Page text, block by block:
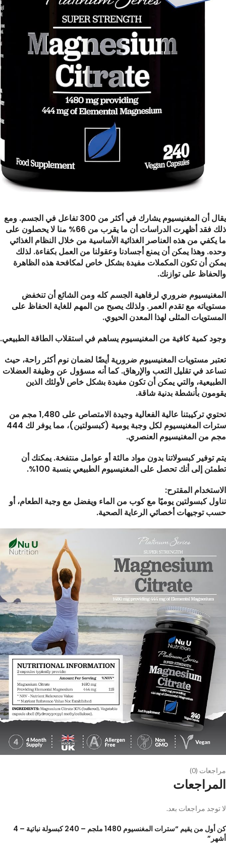
يقال أن المغنيسيوم يشارك في أكثر من 300 تفاعل في الجسم. ومع
ذلك فقد أظهرت الدراسات أن ما يقرب من 66% منا لا يحصلون على
ما يكفي من هذه العناصر الغذائية الأساسية من خلال النظام الغذائي
وحده. وهذا يمكن أن يمنع أجسادنا وعقولنا من العمل بكفاءة. لذلك
يمكن أن تكون المكملات مفيدة بشكل خاص لمكافحة هذه الظاهرة
والحفاظ على توازنك.
المغنيسيوم ضروري لرفاهية الجسم كله ومن الشائع أن تنخفض
مستوياته مع تقدم العمر. ولذلك يصبح من المهم للغاية الحفاظ على
المستويات المثلى لهذا المعدن الحيوي.
وجود كمية كافية من المغنيسيوم يساهم في استقلاب الطاقة الطبيعي.
تعتبر مستويات المغنيسيوم ضرورية أيضًا لضمان نوم أكثر راحة، حيث
تساعد في تقليل التعب والإرهاق. كما أنه مسؤول عن وظيفة العضلات
الطبيعية، والتي يمكن أن تكون مفيدة بشكل خاص لأولئك الذين
يقومون بأنشطة بدنية شاقة.
تحتوي تركيبتنا عالية الفعالية وجيدة الامتصاص على 1,480 مجم من
سترات المغنيسيوم لكل وجبة يومية (كبسولتين)، مما يوفر لك 444
مجم من المغنيسيوم العنصري.
يتم توفير كبسولاتنا بدون مواد مالئة أو عوامل منتفخة. يمكنك أن
تطمئن إلى أنك تحصل على المغنيسيوم الطبيعي بنسبة 100%.
الاستخدام المقترح:
تناول كبسولتين يوميًا مع كوب من الماء ويفضل مع وجبة الطعام، أو
حسب توجيهات أخصائي الرعاية الصحية.
مراجعات (0)
المراجعات
لا توجد مراجعات بعد.
كن أول من يقيم “سترات المغنسيوم 1480 ملجم – 240 كبسولة نباتية – 4
أشهر”